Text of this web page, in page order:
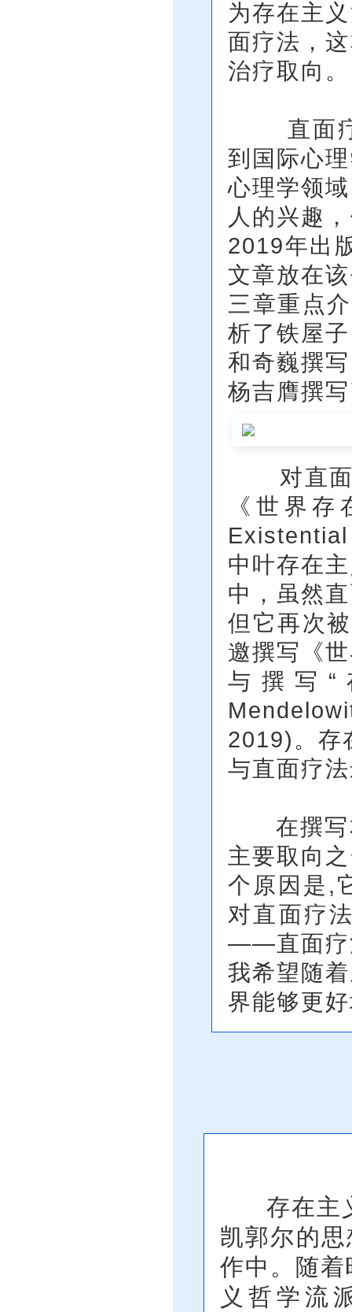
为存在主
面疗法，
治疗取向。
直面疗
到国际心
心理学领
人的兴趣
2019年出
文章放在
三章重点
析了铁屋
和奇巍撰
杨吉膺撰
对直面
《世界
中叶存在
中，虽然
但它再次
邀撰写《
与撰写“
2019)。存
与直面疗
在撰写本
主要取向
个原因是,
对直面疗
——直面疗
我希望随
界能够更
存在主义
凯郭尔的
作中。随
义哲学流